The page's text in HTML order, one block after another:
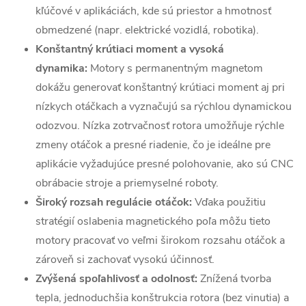
kľúčové v aplikáciách, kde sú priestor a hmotnosť
obmedzené (napr. elektrické vozidlá, robotika).
Konštantný krútiaci moment a vysoká
dynamika: Motory s permanentným magnetom
dokážu generovať konštantný krútiaci moment aj pri
nízkych otáčkach a vyznačujú sa rýchlou dynamickou
odozvou. Nízka zotrvačnosť rotora umožňuje rýchle
zmeny otáčok a presné riadenie, čo je ideálne pre
aplikácie vyžadujúce presné polohovanie, ako sú CNC
obrábacie stroje a priemyselné roboty.
Široký rozsah regulácie otáčok: Vďaka použitiu
stratégií oslabenia magnetického poľa môžu tieto
motory pracovať vo veľmi širokom rozsahu otáčok a
zároveň si zachovať vysokú účinnosť.
Zvýšená spoľahlivosť a odolnosť: Znížená tvorba
tepla, jednoduchšia konštrukcia rotora (bez vinutia) a